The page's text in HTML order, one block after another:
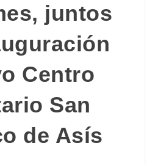
juntos
Centro
San
de Asís